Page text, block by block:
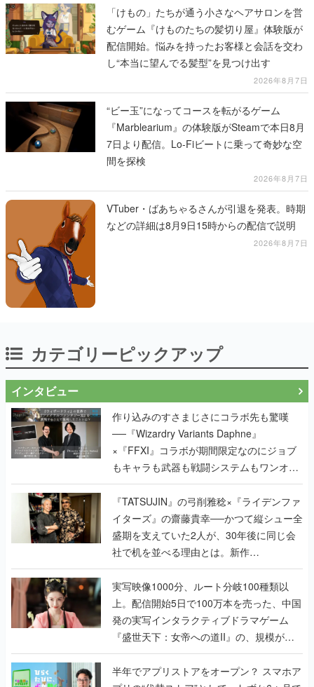
「けもの」たちが通う小さなヘアサロンを営
むゲーム『けものたちの髪切り屋』体験版が
配信開始。悩みを持ったお客様と会話を交わ
し“本当に望んでる髪型”を見つけ出す
2026年8月7日
“ビー玉”になってコースを転がるゲーム
『Marblearium』の体験版がSteamで本日8月
7日より配信。Lo-Fiビートに乗って奇妙な空
間を探検
2026年8月7日
VTuber・ばあちゃるさんが引退を発表。時期
などの詳細は8月9日15時からの配信で説明
2026年8月7日
カテゴリーピックアップ
インタビュー
作り込みのすさまじさにコラボ先も驚嘆
──『Wizardry Variants Daphne』
×『FFXI』コラボが期間限定なのにジョブ
もキャラも武器も戦闘システムもワンオフ
で作り込まれた理由を両ディレクターに聞
く
『TATSUJIN』の弓削雅稔×『ライデンファ
イターズ』の齋藤貴幸──かつて縦シュー全
盛期を支えていた2人が、30年後に同じ会
社で机を並べる理由とは。新作
『TATSUJIN EXTREME』で初タッグを組
んだレジェンド2人に訊く開発秘話
実写映像1000分、ルート分岐100種類以
上。配信開始5日で100万本を売った、中国
発の実写インタラクティブドラマゲーム
『盛世天下：女帝への道II』の、規模が違
うこだわりをプロデューサーに聞いた
半年でアプリストアをオープン？ スマホア